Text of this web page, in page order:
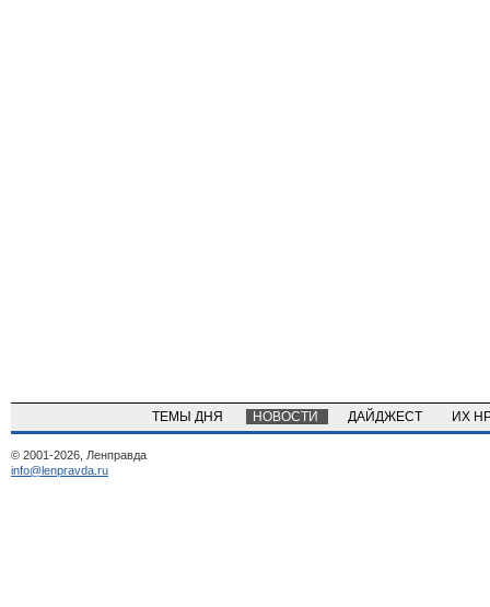
ТЕМЫ ДНЯ НОВОСТИ ДАЙДЖЕСТ ИХ
© 2001-2026, Ленправда
info@lenpravda.ru